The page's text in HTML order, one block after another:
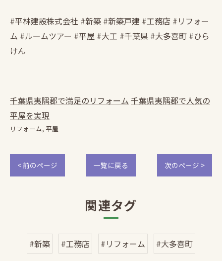
#平林建設株式会社 #新築 #新築戸建 #工務店 #リフォー
ム #ルームツアー #平屋 #大工 #千葉県 #大多喜町 #ひら
けん
千葉県夷隅郡で満足のリフォーム 千葉県夷隅郡で人気の
平屋を実現
リフォーム 平屋
< 前のページ 一覧に戻る 次のページ >
関連タグ
#新築 #工務店 #リフォーム #大多喜町